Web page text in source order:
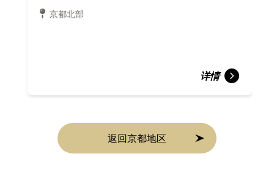
京都北部
详情
返回京都地区